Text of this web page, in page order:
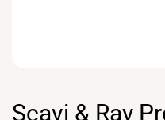
Scavi & Ray